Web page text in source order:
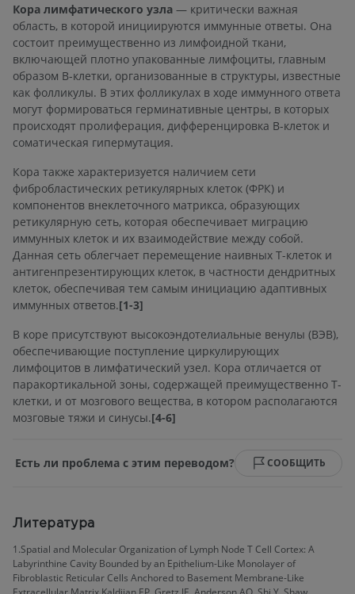
Кора лимфатического узла — критически важная
область, в которой инициируются иммунные ответы. Она
состоит преимущественно из лимфоидной ткани,
включающей плотно упакованные лимфоциты, главным
образом B-клетки, организованные в структуры, известные
как фолликулы. В этих фолликулах в ходе иммунного ответа
могут формироваться герминативные центры, в которых
происходят пролиферация, дифференцировка B-клеток и
соматическая гипермутация.
Кора также характеризуется наличием сети
фибробластических ретикулярных клеток (ФРК) и
компонентов внеклеточного матрикса, образующих
ретикулярную сеть, которая обеспечивает миграцию
иммунных клеток и их взаимодействие между собой.
Данная сеть облегчает перемещение наивных T-клеток и
антигенпрезентирующих клеток, в частности дендритных
клеток, обеспечивая тем самым инициацию адаптивных
иммунных ответов.[1-3]
В коре присутствуют высокоэндотелиальные венулы (ВЭВ),
обеспечивающие поступление циркулирующих
лимфоцитов в лимфатический узел. Кора отличается от
паракортикальной зоны, содержащей преимущественно T-
клетки, и от мозгового вещества, в котором располагаются
мозговые тяжи и синусы.[4-6]
Есть ли проблема с этим переводом? СООБЩИТЬ
Литература
1.Spatial and Molecular Organization of Lymph Node T Cell Cortex: A
Labyrinthine Cavity Bounded by an Epithelium-Like Monolayer of
Fibroblastic Reticular Cells Anchored to Basement Membrane-Like